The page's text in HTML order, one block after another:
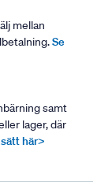
mellan
Se
samt
lager, där
här>